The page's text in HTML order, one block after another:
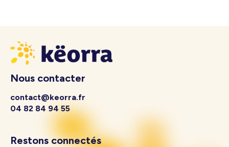
Nous contacter
contact@keorra.fr
04 82 84 94 55
Restons connectés